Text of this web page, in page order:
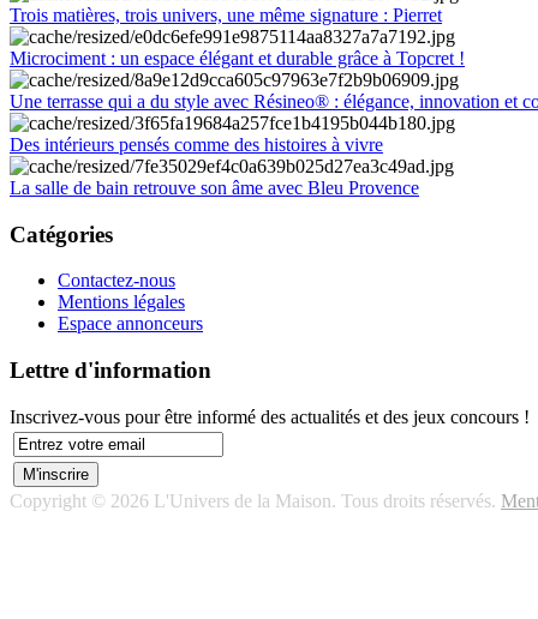
Trois matières, trois univers, une même signature : Pierret
Microciment : un espace élégant et durable grâce à Topcret !
Une terrasse qui a du style avec Résineo® : élégance, innovation et
Des intérieurs pensés comme des histoires à vivre
La salle de bain retrouve son âme avec Bleu Provence
Catégories
Contactez-nous
Mentions légales
Espace annonceurs
Lettre d'information
Inscrivez-vous pour être informé des actualités et des jeux concours !
Copyright © 2026 L'Univers de la Maison. Tous droits réservés.